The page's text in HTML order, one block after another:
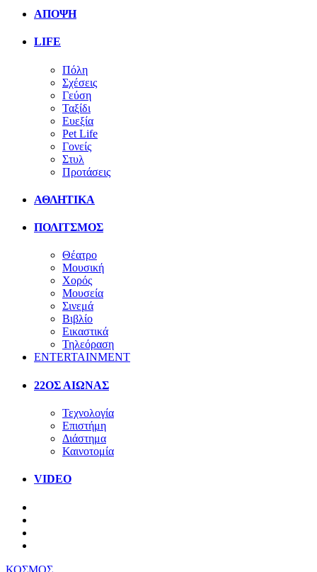
ΑΠΟΨΗ
LIFE
Πόλη
Σχέσεις
Γεύση
Ταξίδι
Ευεξία
Pet Life
Γονείς
Στυλ
Προτάσεις
ΑΘΛΗΤΙΚΑ
ΠΟΛΙΤΣΜΟΣ
Θέατρο
Μουσική
Χορός
Μουσεία
Σινεμά
Βιβλίο
Εικαστικά
Τηλεόραση
ENTERTAINMENT
22ΟΣ ΑΙΩΝΑΣ
Τεχνολογία
Επιστήμη
Διάστημα
Καινοτομία
VIDEO
ΚΟΣΜΟΣ